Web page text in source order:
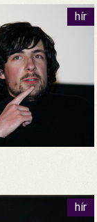
hír
hír